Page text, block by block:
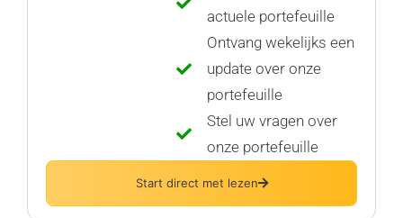
actuele portefeuille
Ontvang wekelijks een
update over onze
portefeuille
Stel uw vragen over
onze portefeuille
Start direct met lezen